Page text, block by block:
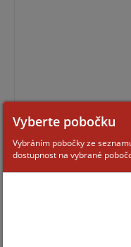
Pro zobrazení
Vyberte pobočku
Vybráním pobočky ze
dostupnost na vybrané